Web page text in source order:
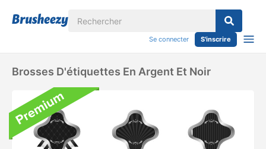
Se connecter S'inscrire
Brosses D'étiquettes En Argent Et Noir